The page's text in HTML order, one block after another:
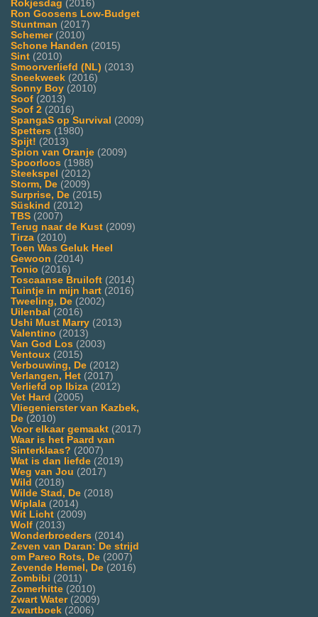
Rokjesdag (2016)
Ron Goosens Low-Budget
Stuntman (2017)
Schemer(2010)
Schone Handen (2015)
Sint (2010)
Smoorverliefd (NL) (2013)
Sneekweek (2016)
Sonny Boy (2010)
Soof (2013)
Soof 2 (2016)
SpangaS op Survival (2009)
Spetters (1980)
Spijt! (2013)
Spion van Oranje (2009)
Spoorloos (1988)
Steekspel (2012)
Storm, De (2009)
Surprise, De (2015)
Süskind (2012)
TBS (2007)
Terug naar de Kust (2009)
Tirza (2010)
Toen Was Geluk Heel
Gewoon (2014)
Tonio (2016)
Toscaanse Bruiloft (2014)
Tuintje in mijn hart (2016)
Tweeling, De (2002)
Uilenbal (2016)
Ushi Must Marry (2013)
Valentino (2013)
Van God Los (2003)
Ventoux (2015)
Verbouwing, De (2012)
Verlangen, Het (2017)
Verliefd op Ibiza (2012)
Vet Hard (2005)
Vliegenierster van Kazbek,
De (2010)
Voor elkaar gemaakt (2017)
Waar is het Paard van
Sinterklaas? (2007)
Wat is dan liefde (2019)
Weg van Jou (2017)
Wild (2018)
Wilde Stad, De (2018)
Wiplala (2014)
Wit Licht (2009)
Wolf (2013)
Wonderbroeders (2014)
Zeven van Daran: De strijd
om Pareo Rots, De (2007)
Zevende Hemel, De (2016)
Zombibi (2011)
Zomerhitte (2010)
Zwart Water(2009)
Zwartboek (2006)